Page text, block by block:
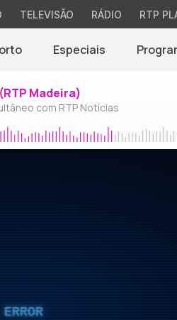
TELEVISÃO RÁDIO RTP
Especiais
Madeira)
com RTP Notícias